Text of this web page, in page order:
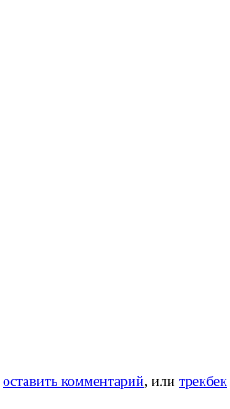
оставить комментарий, или трекбек